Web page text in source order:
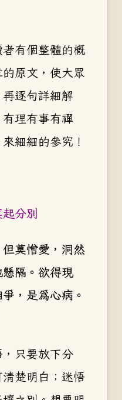
有個整體的概
原文，使大眾
逐句詳細解
理有事有禪
細細的參究！
分別
莫憎愛，洞然
隔。欲得現
，是為心病。
只要放下分
楚明白；迷悟